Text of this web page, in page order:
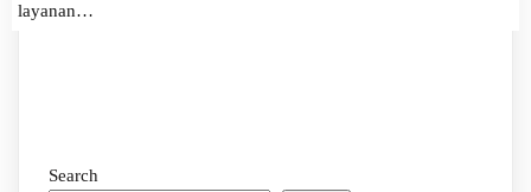
layanan…
Search